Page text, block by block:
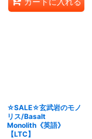
☆SALE☆玄武岩のモノ
リス/Basalt
Monolith《英語》
【LTC】